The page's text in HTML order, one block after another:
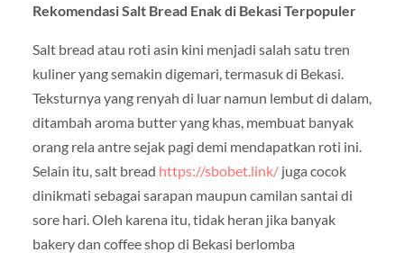
Rekomendasi Salt Bread Enak di Bekasi Terpopuler
Salt bread atau roti asin kini menjadi salah satu tren
kuliner yang semakin digemari, termasuk di Bekasi.
Teksturnya yang renyah di luar namun lembut di dalam,
ditambah aroma butter yang khas, membuat banyak
orang rela antre sejak pagi demi mendapatkan roti ini.
Selain itu, salt bread https://sbobet.link/juga cocok
dinikmati sebagai sarapan maupun camilan santai di
sore hari. Oleh karena itu, tidak heran jika banyak
bakery dan coffee shop di Bekasi berlomba